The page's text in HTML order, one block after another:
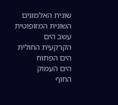
שונית האלמוגים
השונית המזופוטית
עשב הים
הקרקעית החולית
הים הפתוח
הים העמוק
החוף